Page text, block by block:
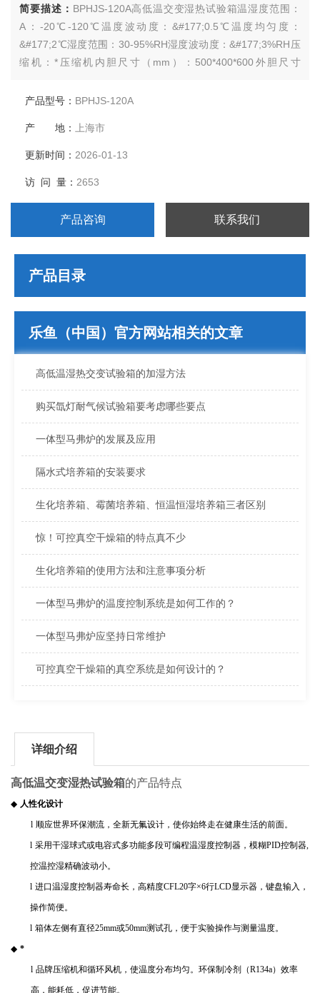
简要描述： BPHJS-120A高低温交变湿热试验箱温湿度范围：
A：-20℃-120℃温度波动度：&#177;0.5℃温度均匀度：
&#177;2℃湿度范围：30-95%RH湿度波动度：&#177;3%RH压
缩机：*压缩机内胆尺寸（mm）：500*400*600外胆尺寸
产品型号： BPHJS-120A
产 地：上海市
更新时间：2026-01-13
访 问 量：2653
产品咨询 联系我们
产品目录
乐鱼（中国）官方网站相关的文章
高低温湿热交变试验箱的加湿方法
购买氙灯耐气候试验箱要考虑哪些要点
一体型马弗炉的发展及应用
隔水式培养箱的安装要求
生化培养箱、霉菌培养箱、恒温恒湿培养箱三者区别
惊！可控真空干燥箱的特点真不少
生化培养箱的使用方法和注意事项分析
一体型马弗炉的温度控制系统是如何工作的？
一体型马弗炉应坚持日常维护
可控真空干燥箱的真空系统是如何设计的？
详细介绍
高低温交变湿热试验箱的产品特点
◆ 人性化设计
l 顺应世界环保潮流，全新无氟设计，使你始终走在健康生活的前面。
l 采用干湿球式或电容式多功能多段可编程温湿度控制器，模糊PID控制器,
控温控湿精确波动小。
l 进口温湿度控制器寿命长，高精度CFL20字×6行LCD显示器，键盘输入，
操作简便。
l 箱体左侧有直径25mm或50mm测试孔，便于实验操作与测量温度。
◆ *
l 品牌压缩机和循环风机，使温度分布均匀。环保制冷剂（R134a）效率
高，能耗低，促进节能。